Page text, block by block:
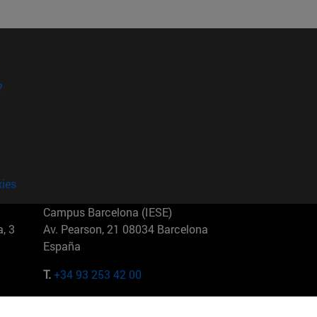
3
Campus Barcelona (IESE)
Av. Pearson, 21 08034 Barcelona
España
T.+34 93 253 42 00